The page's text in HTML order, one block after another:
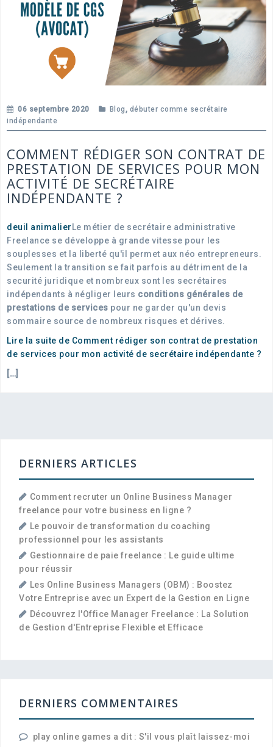
06 septembre 2020 Blog , débuter comme secrétaire
indépendante
COMMENT RÉDIGER SON CONTRAT DE
PRESTATION DE SERVICES POUR MON
ACTIVITÉ DE SECRÉTAIRE
INDÉPENDANTE ?
deuil animalier Le métier de secrétaire administrative
Freelance se développe à grande vitesse pour les
souplesses et la liberté qu'il permet aux néo entrepreneurs.
Seulement la transition se fait parfois au détriment de la
securité juridique et nombreux sont les secrétaires
indépendants à négliger leurs conditions générales de
prestations de services pour ne garder qu'un devis
sommaire source de nombreux risques et dérives.
Lire la suite de Comment rédiger son contrat de prestation
de services pour mon activité de secrétaire indépendante ?
[…]
DERNIERS ARTICLES
Comment recruter un Online Business Manager
freelance pour votre business en ligne ?
Le pouvoir de transformation du coaching
professionnel pour les assistants
Gestionnaire de paie freelance : Le guide ultime
pour réussir
Les Online Business Managers (OBM) : Boostez
Votre Entreprise avec un Expert de la Gestion en Ligne
Découvrez l'Office Manager Freelance : La Solution
de Gestion d'Entreprise Flexible et Efficace
DERNIERS COMMENTAIRES
play online games a dit : S'il vous plaît laissez-moi